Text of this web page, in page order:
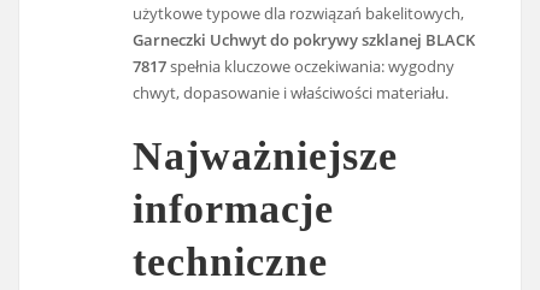
użytkowe typowe dla rozwiązań bakelitowych,
Garneczki Uchwyt do pokrywy szklanej BLACK
7817spełnia kluczowe oczekiwania: wygodny
chwyt, dopasowanie i właściwości materiału.
Najważniejsze
informacje
techniczne